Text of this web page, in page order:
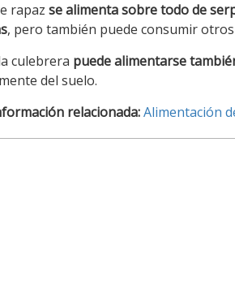
rapaz se alimenta sobre todo de
, pero también puede consumir
culebrera puede alimentarse
del suelo.
relacionada:Alimentación